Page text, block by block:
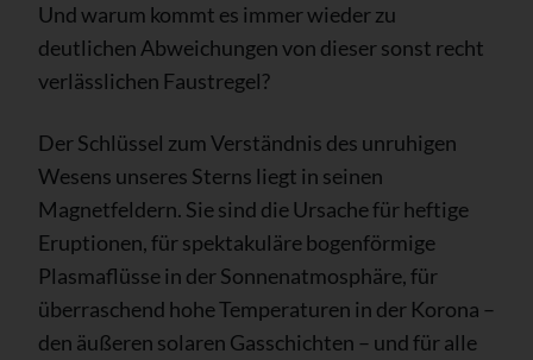
Und warum kommt es immer wieder zu
deutlichen Abweichungen von dieser sonst recht
verlässlichen Faustregel?
Der Schlüssel zum Verständnis des unruhigen
Wesens unseres Sterns liegt in seinen
Magnetfeldern. Sie sind die Ursache für heftige
Eruptionen, für spektakuläre bogenförmige
Plasmaflüsse in der Sonnenatmosphäre, für
überraschend hohe Temperaturen in der Korona –
den äußeren solaren Gasschichten – und für alle